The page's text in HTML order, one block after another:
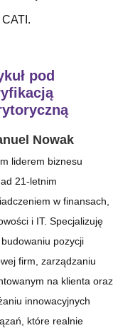
pod
Nowak
liderem biznesu
21-letnim
w finansach,
i IT. Specjalizuję
pozycji
firm, zarządzaniu
na klienta oraz
innowacyjnych
które realnie